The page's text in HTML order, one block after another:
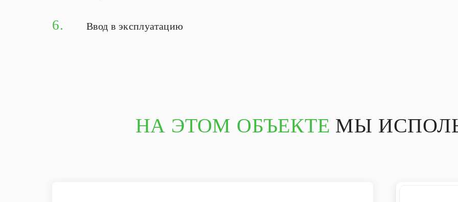
6. Ввод в эксплуатацию
НА ЭТОМ ОБЪЕКТЕ МЫ